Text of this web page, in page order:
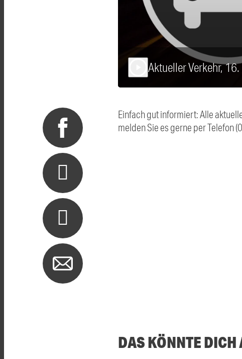
Aktueller Verkehr,
Einfach gut informiert: Alle
melden Sie es gerne per Telefon
DAS KÖNNTE DICH